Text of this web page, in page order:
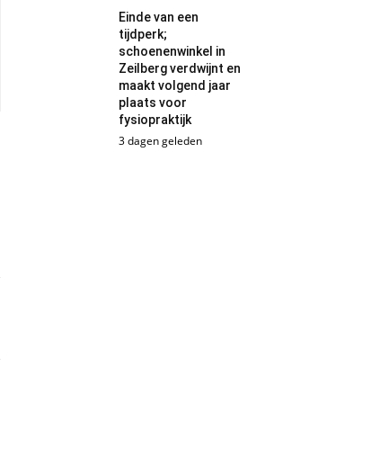
Einde van een
tijdperk;
schoenenwinkel in
Zeilberg verdwijnt en
maakt volgend jaar
plaats voor
fysiopraktijk
3 dagen geleden